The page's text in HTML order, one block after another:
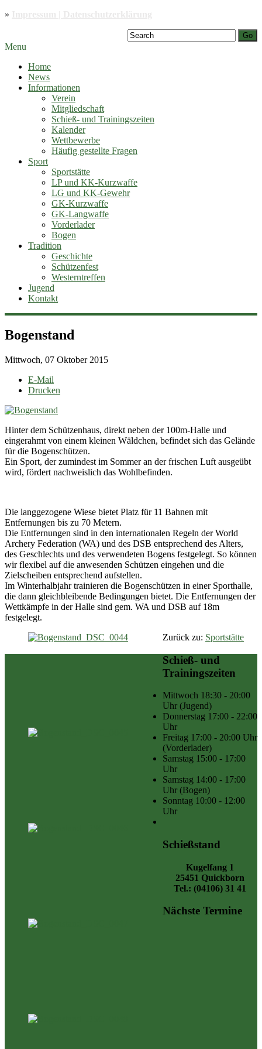
»
Go
Menu
Home
News
Informationen
Verein
Mitgliedschaft
Schieß- und Trainingszeiten
Kalender
Wettbewerbe
Häufig gestellte Fragen
Sport
Sportstätte
LP und KK-Kurzwaffe
LG und KK-Gewehr
GK-Kurzwaffe
GK-Langwaffe
Vorderlader
Bogen
Tradition
Geschichte
Schützenfest
Westerntreffen
Jugend
Kontakt
Bogenstand
Mittwoch, 07 Oktober 2015
E-Mail
Drucken
Hinter dem Schützenhaus, direkt neben der 100m-Halle und
eingerahmt von einem kleinen Wäldchen, befindet sich das Gelände
für die Bogenschützen.
Ein Sport, der zumindest im Sommer an der frischen Luft ausgeübt
wird, fördert nachweislich das Wohlbefinden.
Die langgezogene Wiese bietet Platz für 11 Bahnen mit
Entfernungen bis zu 70 Metern.
Die Entfernungen sind in den internationalen Regeln der World
Archery Federation (WA) und des DSB entsprechend des Alters,
des Geschlechts und des verwendeten Bogens festgelegt. So können
wir flexibel auf die anwesenden Schützen eingehen und die
Zielscheiben entsprechend aufstellen.
Im Winterhalbjahr trainieren die Bogenschützen in einer Sporthalle,
die dann gleichbleibende Bedingungen bietet. Die Entfernungen der
Wettkämpfe in der Halle sind gem. WA und DSB auf 18m
festgelegt.
Zurück zu: Sportstätte
Schieß- und
Trainingszeiten
Mittwoch 18:30 - 20:00
Uhr (Jugend)
Donnerstag 17:00 - 22:00
Uhr
Freitag 17:00 - 20:00 Uhr
(Vorderlader)
Samstag 15:00 - 17:00
Uhr
Samstag 14:00 - 17:00
Uhr (Bogen)
Sonntag 10:00 - 12:00
Uhr
Schießstand
Kugelfang 1
25451 Quickborn
Tel.: (04106) 31 41
Nächste Termine